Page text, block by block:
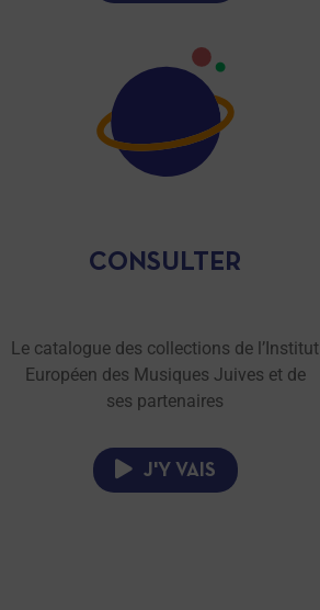
CONSULTER
Le catalogue des collections de l’Institut
Européen des Musiques Juives et de
ses partenaires
J'Y VAIS